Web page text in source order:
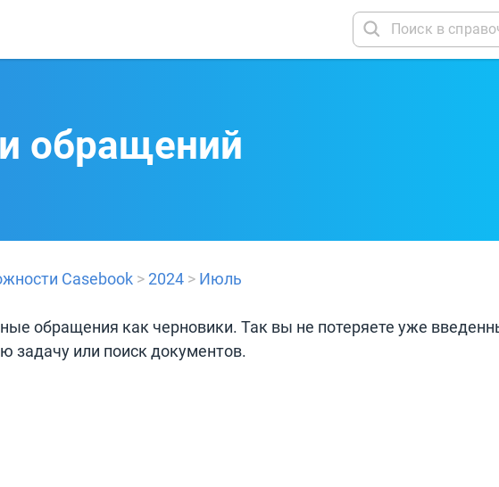
обращений
Casebook >2024 > Июль
обращения как черновики. Так вы не потеряете уже
задачу или поиск документов.